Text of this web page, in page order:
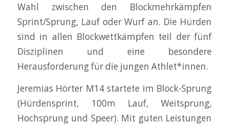
Wahl zwischen den Blockmehrkämpfen
Sprint/Sprung, Lauf oder Wurf an. Die Hürden
sind in allen Blockwettkämpfen teil der fünf
Disziplinen und eine besondere
Herausforderung für die jungen Athlet*innen.
Jeremias Hörter M14 startete im Block-Sprung
(Hürdensprint, 100m Lauf, Weitsprung,
Hochsprung und Speer). Mit guten Leistungen